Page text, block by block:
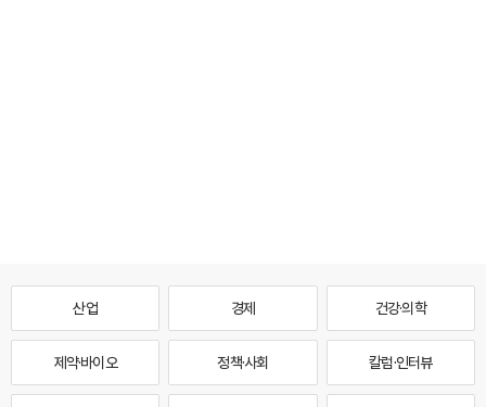
산업 경제 건강·의학
제약·바이오 정책·사회 칼럼·인터뷰